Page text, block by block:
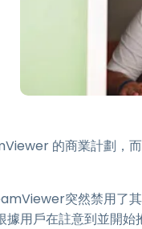
探索所有
的商業計劃，而
突然禁用了其
據用戶在註意到並開始